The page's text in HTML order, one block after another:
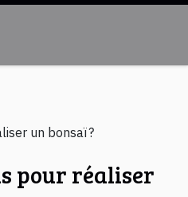
un bonsaï ?
pour réaliser